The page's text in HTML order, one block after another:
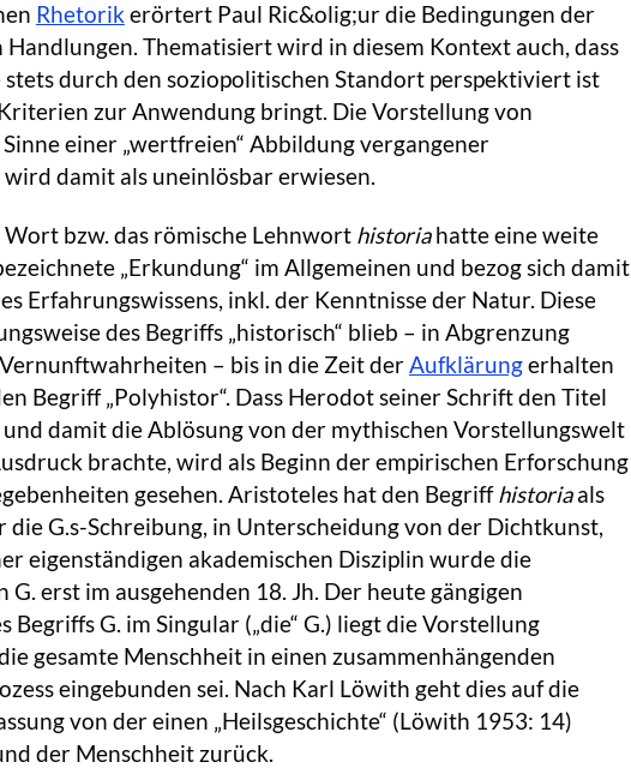
Rhetorik erörtert Paul Ric&olig;ur die Bedingungen der
Thematisiert wird in diesem Kontext auch, dass
durch den soziopolitischen Standort perspektiviert ist
zur Anwendung bringt. Die Vorstellung von
einer „wertfreien“ Abbildung vergangener
wird damit als uneinlösbar erwiesen.
Wort bzw. das römische Lehnwort historiahatte eine weite
„Erkundung“ im Allgemeinen und bezog sich damit
Erfahrungswissens, inkl. der Kenntnisse der Natur. Diese
des Begriffs „historisch“ blieb – in Abgrenzung
– bis in die Zeit derAufklärungerhalten
Begriff „Polyhistor“. Dass Herodot seiner Schrift den Titel
und damit die Ablösung von der mythischen Vorstellungswelt
brachte, wird als Beginn der empirischen Erforschung
gesehen. Aristoteles hat den Begriffhistoriaals
die G.s-Schreibung, in Unterscheidung von der Dichtkunst,
eigenständigen akademischen Disziplin wurde die
G. erst im ausgehenden 18. Jh. Der heute gängigen
Begriffs G. im Singular („die“ G.) liegt die Vorstellung
gesamte Menschheit in einen zusammenhängenden
eingebunden sei. Nach Karl Löwith geht dies auf die
von der einen „Heilsgeschichte“ (Löwith 1953: 14)
der Menschheit zurück.